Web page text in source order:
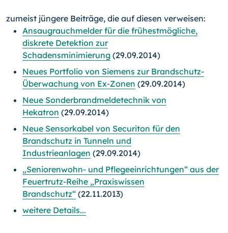
zumeist jüngere Beiträge, die auf diesen verweisen:
Ansaugrauchmelder für die frühestmögliche,
diskrete Detektion zur
Schadensminimierung (29.09.2014)
Neues Portfolio von Siemens zur Brandschutz-
Überwachung von Ex-Zonen (29.09.2014)
Neue Sonderbrandmeldetechnik von
Hekatron (29.09.2014)
Neue Sensorkabel von Securiton für den
Brandschutz in Tunneln und
Industrieanlagen (29.09.2014)
„Seniorenwohn- und Pflegeeinrichtungen“ aus der
Feuertrutz-Reihe „Praxiswissen
Brandschutz“ (22.11.2013)
weitere Details...